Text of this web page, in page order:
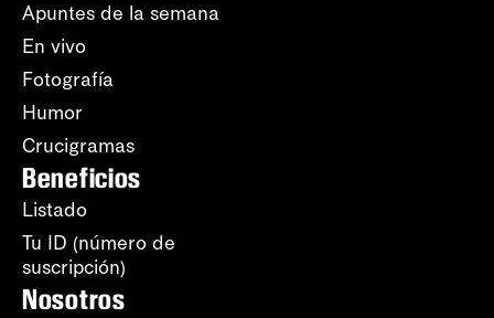
Apuntes de la semana
En vivo
Fotografía
Humor
Crucigramas
Beneficios
Listado
Tu ID (número de
suscripción)
Nosotros